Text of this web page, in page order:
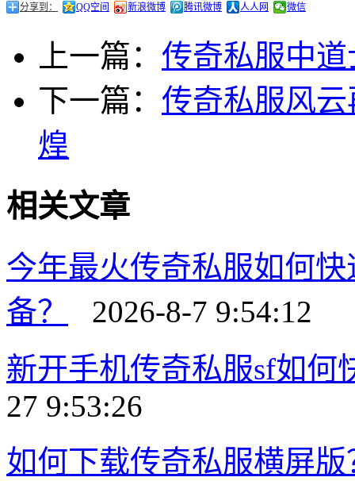
分享到： QQ空间 新浪微博 腾讯微博 人人网 微信
上一篇： 传奇私服中道
下一篇： 传奇私服风
煌
相关文章
今年最火传奇私服如何
备？
2026-8-7 9:54:12
新开手机传奇私服sf如何
27 9:53:26
如何下载传奇私服横屏